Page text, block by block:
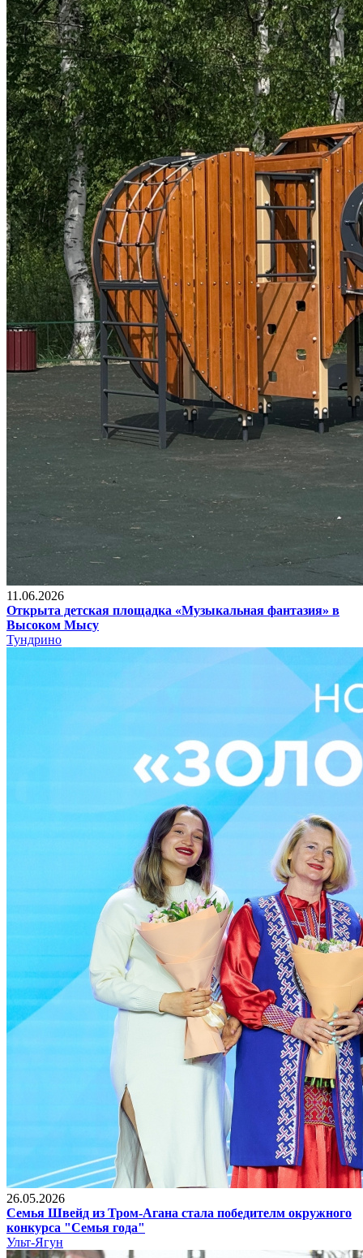
11.06.2026
Открыта детская площадка «Музыкальная фантазия» в
Высоком Мысу
Тундрино
26.05.2026
Семья Швейд из Тром-Агана стала победителм окружного
конкурса "Семья года"
Ульт-Ягун